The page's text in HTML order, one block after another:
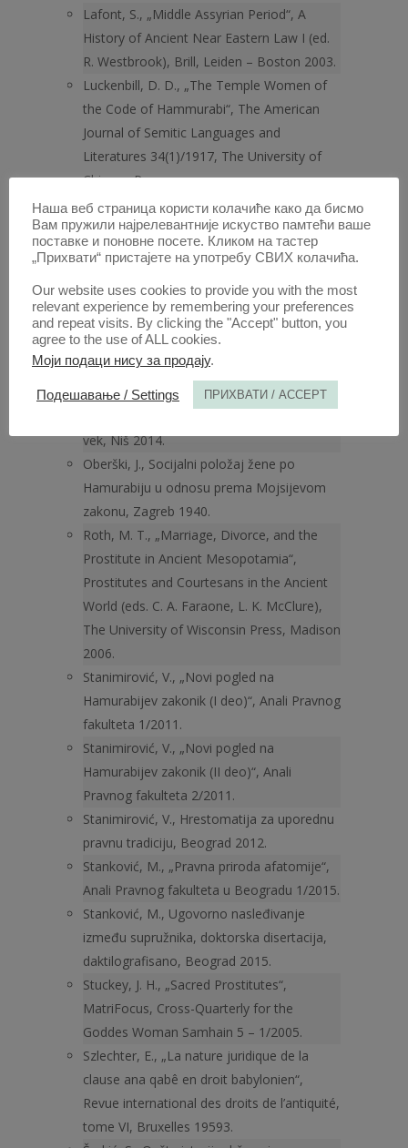
Lafont, S., „Middle Assyrian Period“, A
History of Ancient Near Eastern Law I (ed.
R. Westbrook), Brill, Leiden – Boston 2003.
Luckenbill, D. D., „The Temple Women of
the Code of Hammurabi“, The American
Journal of Semitic Languages and
Literatures 34(1)/1917, The University of
Chicago Press.
McClure, L. K., „Introduction“, Prostitutes
and Courtesans in the Ancient World (eds.
C. A. Faraone, L. K. McClure), The University
Miles, M., „Some Remarks on the Origins
of Testacy, with Some References to the
Old-Babylonian Laws“, Revue
Internationale des droits de l’antiquité,
tome I, Bruxelles 19543.
vek, Niš 2014.
Oberški, J., Socijalni položaj žene po
Hamurabiju u odnosu prema Mojsijevom
zakonu, Zagreb 1940.
Roth, M. T., „Marriage, Divorce, and the
Prostitute in Ancient Me­sopotamia“,
Prostitutes and Courtesans in the Ancient
World (eds. C. A. Faraone, L. K. McClure),
The University of Wisconsin Press, Madison
2006.
Stanimirović, V., „Novi pogled na
Hamurabijev zakonik (I deo)“, Anali Pravnog
fakulteta 1/2011.
Stanimirović, V., „Novi pogled na
Hamurabijev zakonik (II deo)“, Anali
Pravnog fakulteta 2/2011.
Stanimirović, V., Hrestomatija za uporednu
pravnu tradiciju, Beograd 2012.
Stanković, M., „Pravna priroda afatomije“,
Anali Pravnog fakul­teta u Beogradu 1/2015.
Stanković, M., Ugovorno nasleđivanje
između supružnika, doktorska disertacija,
daktilografisano, Beograd 2015.
Stuckey, J. H., „Sacred Prostitutes“,
MatriFocus, Cross-Quarterly for the
Goddes Woman Samhain 5 – 1/2005.
Szlechter, E., „La nature juridique de la
clause ana qabê en droit babylonien“,
Revue international des droits de l’antiquité,
tome VI, Bruxelles 19593.
Наша веб страница користи колачиће како да бисмо
Вам пружили најрелевантније искуство памтећи ваше
поставке и поновне посете. Кликом на тастер
„Прихвати“ пристајете на употребу СВИХ колачића.
Our website uses cookies to provide you with the most
relevant experience by remembering your preferences
and repeat visits. By clicking the "Accept" button, you
agree to the use of ALL cookies.
Моји подаци нису за продају.
Подешавање / Settings ПРИХВАТИ / ACCEPT